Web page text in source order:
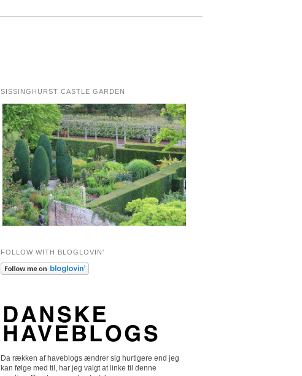
SISSINGHURST CASTLE GARDEN
FOLLOW WITH BLOGLOVIN'
Da rækken af haveblogs ændrer sig hurtigere end jeg
kan følge med til, har jeg valgt at linke til denne